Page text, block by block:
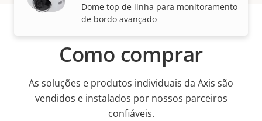
Dome top de linha para monitoramento
de bordo avançado
Como comprar
As soluções e produtos individuais da Axis são
vendidos e instalados por nossos parceiros
confiáveis.